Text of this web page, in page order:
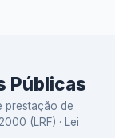
Públicas
prestação de
(LRF) · Lei